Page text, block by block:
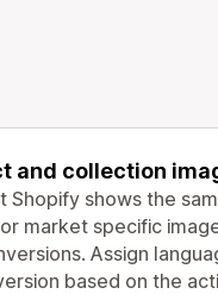
and collection
Shopify shows the
market specific
Assign
based on the